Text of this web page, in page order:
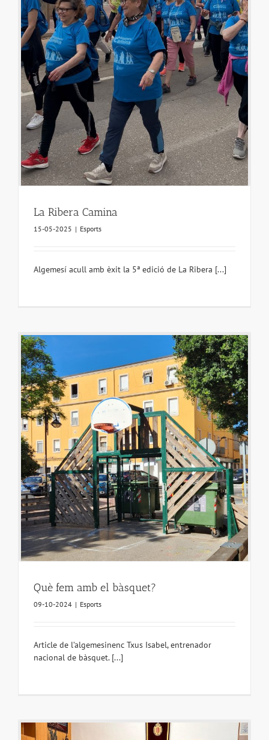
La Ribera Camina
15-05-2025 | Esports
Algemesí acull amb èxit la 5ª edició de La Ribera [...]
Què fem amb el bàsquet?
09-10-2024 | Esports
Article de l’algemesinenc Txus Isabel, entrenador
nacional de bàsquet. [...]